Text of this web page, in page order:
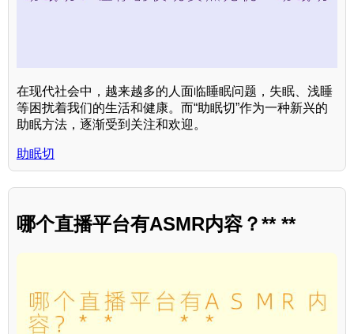
在现代社会中，越来越多的人面临睡眠问题，失眠、浅睡
等困扰着我们的生活和健康。而“助眠切”作为一种新兴的
助眠方法，逐渐受到关注和欢迎。
助眠切
哪个直播平台有ASMR内容？** **